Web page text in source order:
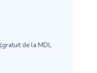
(gratuit de la MDL